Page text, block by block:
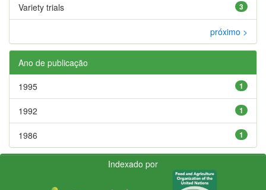
3
Variety trials
próximo >
Ano de publicação
1
1995
1
1992
1
1986
Indexado por